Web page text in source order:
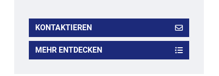
KONTAKTIEREN
MEHR ENTDECKEN